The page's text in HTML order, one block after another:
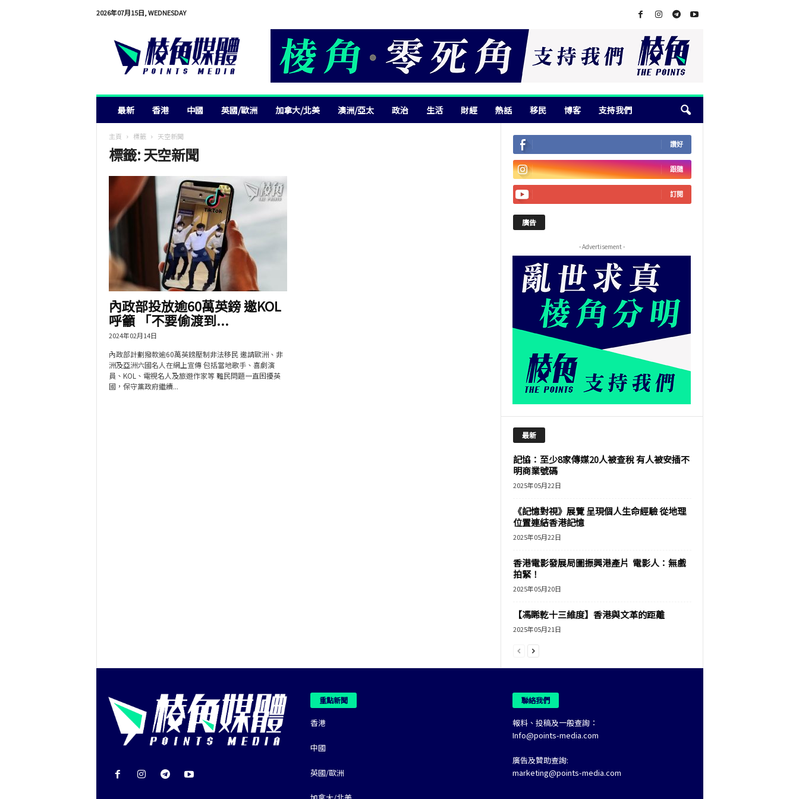
2026年07月15日, WEDNESDAY
最新 香港 中國 英國/歐洲 加拿大/北美 澳洲/亞太 政治 生活 財經 熱話 移民 博客 支持我們
主頁 標籤 天空新聞
標籤: 天空新聞
內政部投放逾60萬英鎊 邀KOL
呼籲 「不要偷渡到...
2024年02月14日
內政部計劃撥款逾60萬英鎊壓制非法移民 邀請歐洲、非
洲及亞洲六國名人在網上宣傳 包括當地歌手、喜劇演
員、KOL、電視名人及旅遊作家等 難民問題一直困擾英
國，保守黨政府繼續...
讚好
跟隨
訂閱
廣告
- Advertisement -
最新
記協：至少8家傳媒20人被查稅 有人被安插不
明商業號碼
2025年05月22日
《記憶對視》展覽 呈現個人生命經驗 從地理
位置連結香港記憶
2025年05月22日
香港電影發展局圖振興港產片 電影人：無戲
拍緊！
2025年05月20日
【馮睎乾十三維度】香港與文革的距離
2025年05月21日
重點新聞
香港
中國
英國/歐洲
聯絡我們
報料、投稿及一般查詢：
Info@points-media.com
廣告及贊助查詢:
marketing@points-media.com